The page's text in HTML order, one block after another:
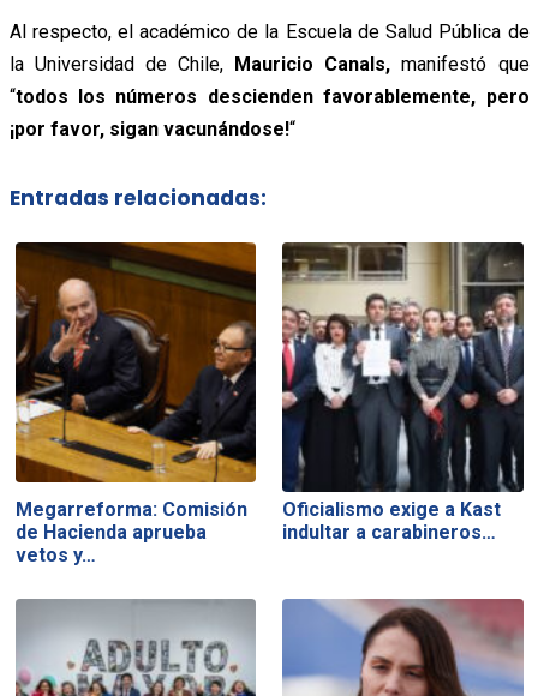
Al respecto, el académico de la Escuela de Salud Pública de
la Universidad de Chile,Mauricio Canals, manifestó que
“todos los números descienden favorablemente, pero
¡por favor, sigan vacunándose!“
Entradas relacionadas:
Megarreforma: Comisión
de Hacienda aprueba
vetos y…
Oficialismo exige a Kast
indultar a carabineros…